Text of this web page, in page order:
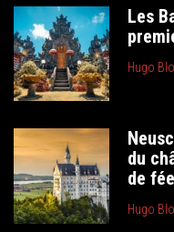
Les
Hugo
du
de
Hugo